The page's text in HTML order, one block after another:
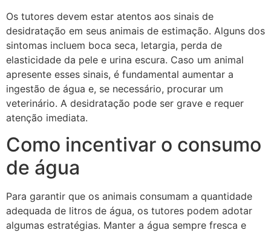
Os tutores devem estar atentos aos sinais de
desidratação em seus animais de estimação. Alguns dos
sintomas incluem boca seca, letargia, perda de
elasticidade da pele e urina escura. Caso um animal
apresente esses sinais, é fundamental aumentar a
ingestão de água e, se necessário, procurar um
veterinário. A desidratação pode ser grave e requer
atenção imediata.
Como incentivar o consumo
de água
Para garantir que os animais consumam a quantidade
adequada de litros de água, os tutores podem adotar
algumas estratégias. Manter a água sempre fresca e